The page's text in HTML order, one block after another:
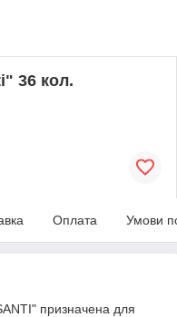
36 кол.
Оплата Умови
призначена для